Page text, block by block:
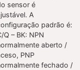
sensor é
A
padrão é:
Q – BK: NPN
aberto /
PNP
fechado /